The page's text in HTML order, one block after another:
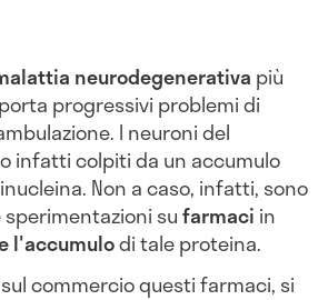
neurodegenerativa più
progressivi problemi di
I neuroni del
infatti colpiti da un accumulo
Non a caso, infatti, sono
sufarmaci in
l'accumulodi tale proteina.
commercio questi farmaci, si